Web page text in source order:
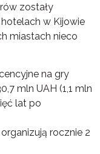
zostały
w Kijowie
miastach nieco
na gry
mln UAH (1,1 mln
lat po
rocznie 2